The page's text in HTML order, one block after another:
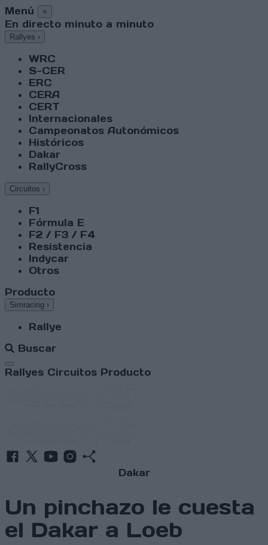
Menú ×
En directo minuto a minuto
Rallyes ›
WRC
S-CER
ERC
CERA
CERT
Internacionales
Campeonatos Autonómicos
Históricos
Dakar
RallyCross
Circuitos ›
F1
Fórmula E
F2 / F3 / F4
Resistencia
Indycar
Otros
Producto
Simracing ›
Rallye
Buscar
Abrir menú
Rallyes Circuitos Producto
Dakar
Un pinchazo le cuesta
el Dakar a Loeb